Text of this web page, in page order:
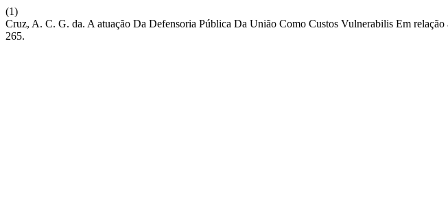
(1)
Cruz, A. C. G. da. A atuação Da Defensoria Pública Da União Como Custos Vulnerabilis Em
265.